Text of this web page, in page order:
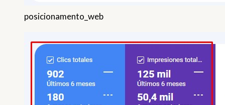
posicionamento_web